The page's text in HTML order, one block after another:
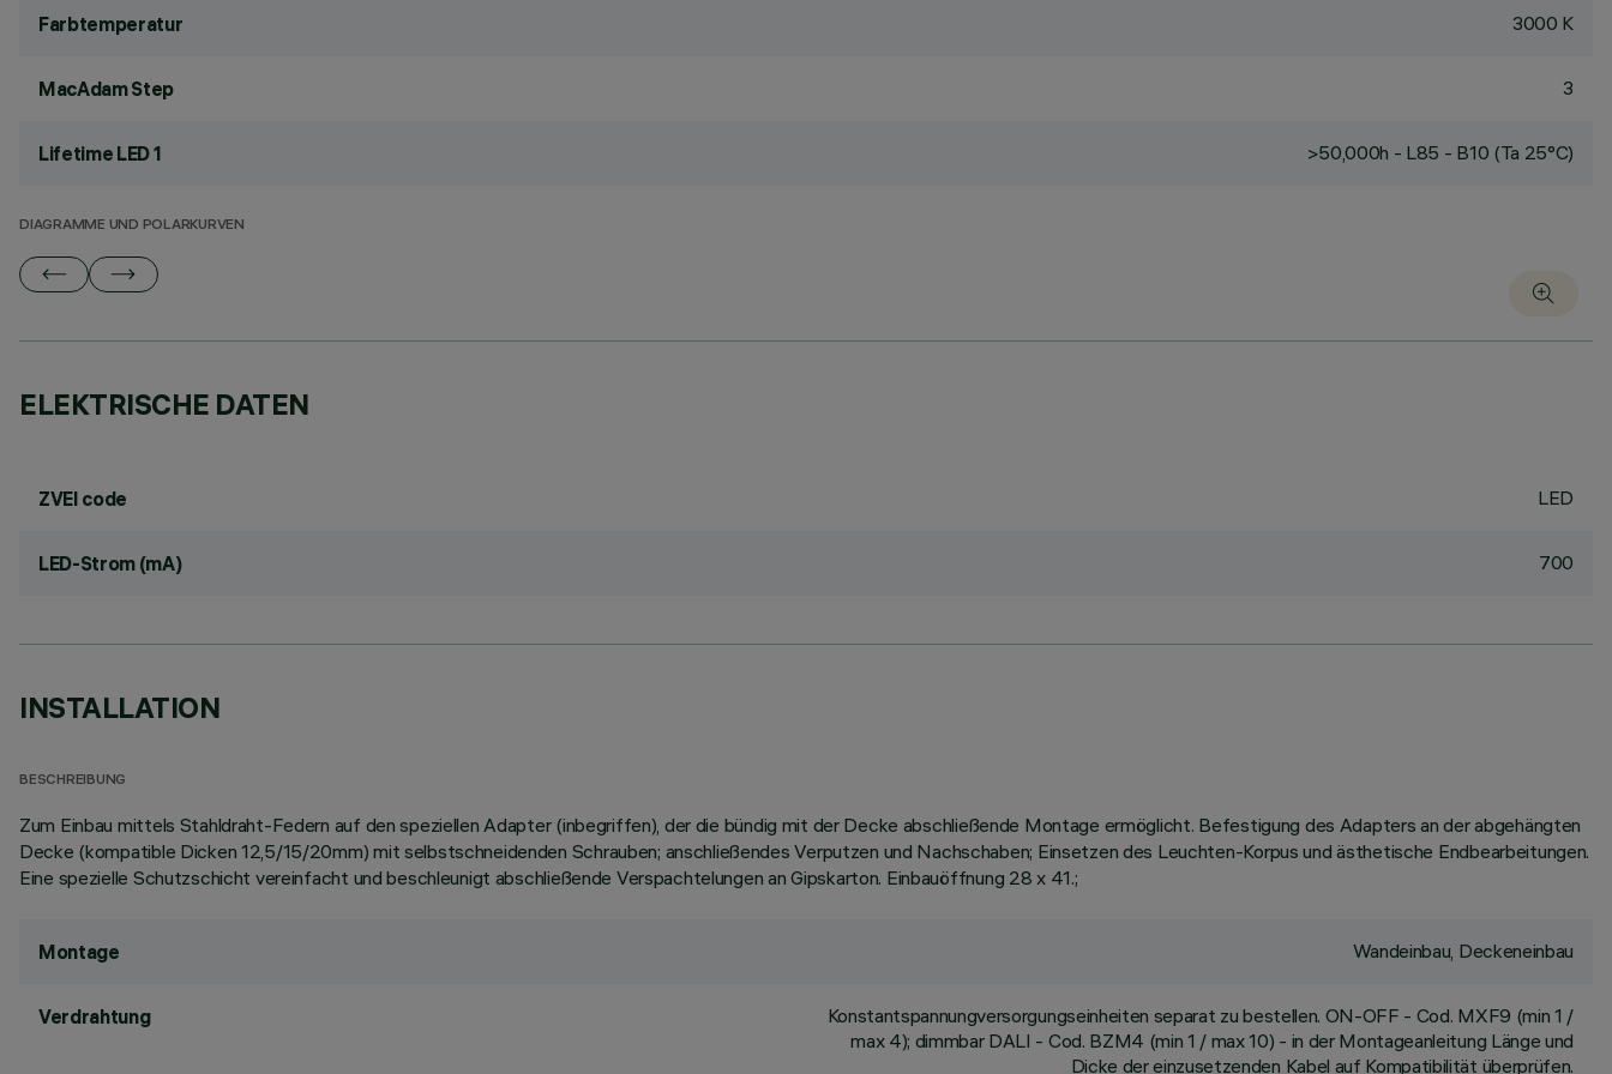
Farbtemperatur 3000 K
MacAdam Step 3
Lifetime LED 1 >50,000h - L85 - B10 (Ta 25°C)
DIAGRAMME UND POLARKURVEN
ELEKTRISCHE DATEN
ZVEI code LED
LED-Strom (mA) 700
INSTALLATION
BESCHREIBUNG
Zum Einbau mittels Stahldraht-Federn auf den speziellen Adapter (inbegriffen), der die bündig mit der Decke abschließende Montage ermöglicht. Befestigung des Adapters an der abgehängten
Decke (kompatible Dicken 12,5/15/20mm) mit selbstschneidenden Schrauben; anschließendes Verputzen und Nachschaben; Einsetzen des Leuchten-Korpus und ästhetische Endbearbeitungen.
Eine spezielle Schutzschicht vereinfacht und beschleunigt abschließende Verspachtelungen an Gipskarton. Einbauöffnung 28 x 41.;
Montage Wandeinbau, Deckeneinbau
Verdrahtung
Konstantspannungversorgungseinheiten separat zu bestellen. ON-OFF - Cod. MXF9 (min 1 /
max 4); dimmbar DALI - Cod. BZM4 (min 1 / max 10) - in der Montageanleitung Länge und
Dicke der einzusetzenden Kabel auf Kompatibilität überprüfen.